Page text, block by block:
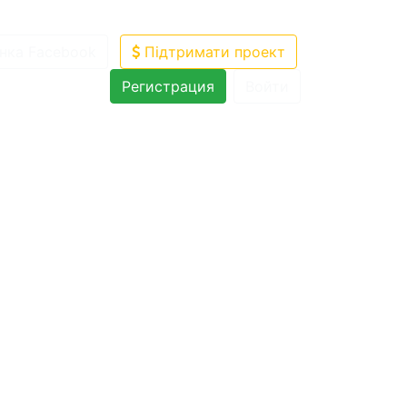
Підтримати проект
Регистрация